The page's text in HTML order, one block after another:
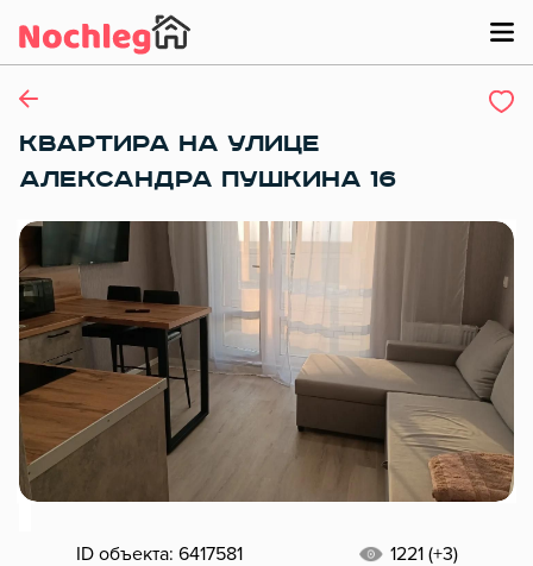
КВАРТИРА НА УЛИЦЕ
АЛЕКСАНДРА ПУШКИНА 16
ID объекта: 6417581 1221 (+3)